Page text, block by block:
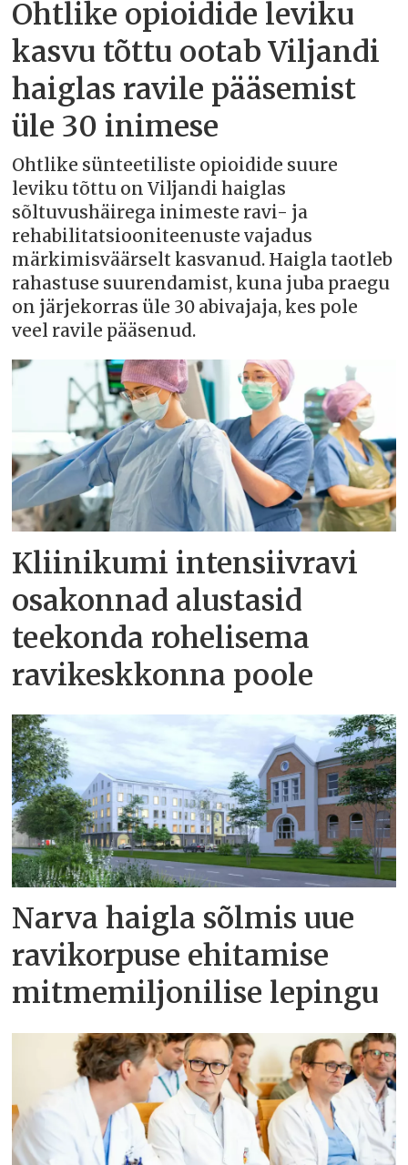
Ohtlike opioidide leviku
kasvu tõttu ootab Viljandi
haiglas ravile pääsemist
üle 30 inimese
Ohtlike sünteetiliste opioidide suure
leviku tõttu on Viljandi haiglas
sõltuvushäirega inimeste ravi- ja
rehabilitatsiooniteenuste vajadus
märkimisväärselt kasvanud. Haigla taotleb
rahastuse suurendamist, kuna juba praegu
on järjekorras üle 30 abivajaja, kes pole
veel ravile pääsenud.
Kliinikumi intensiivravi
osakonnad alustasid
teekonda rohelisema
ravikeskkonna poole
Narva haigla sõlmis uue
ravikorpuse ehitamise
mitmemiljonilise lepingu